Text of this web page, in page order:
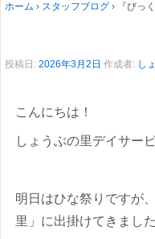
ホーム › スタッフブログ › 『びっ
投稿日: 2026年3月2日 作成者: し
こんにちは！
しょうぶの里デイサー
明日はひな祭りですが
里」に出掛けてきました